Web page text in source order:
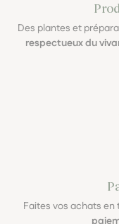
Des plantes et
respectueux du
Faites vos achats